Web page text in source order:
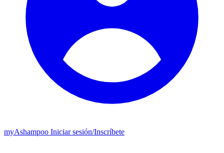
myAshampoo Iniciar sesión/Inscríbete